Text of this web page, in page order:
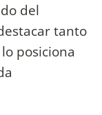
del
tanto
posiciona